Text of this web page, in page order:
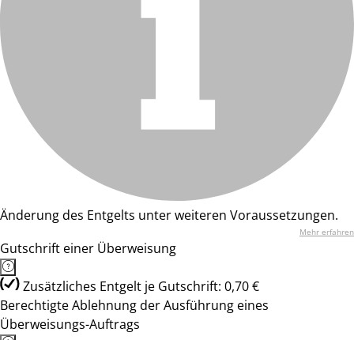
Änderung des Entgelts unter weiteren Voraussetzungen.
Mehr erfahren
Gutschrift einer Überweisung
Zusätzliches Entgelt je Gutschrift: 0,70 €
Berechtigte Ablehnung der Ausführung eines
Überweisungs-Auftrags